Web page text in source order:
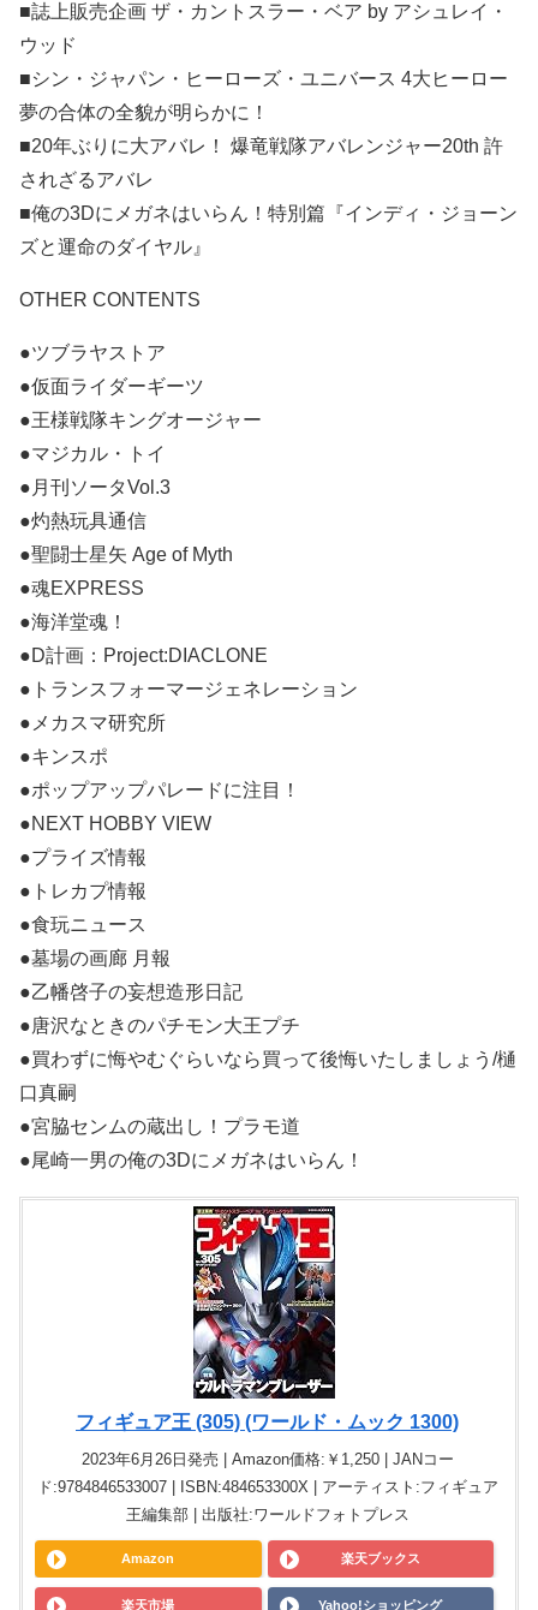
■誌上販売企画 ザ・カントスラー・ベア by アシュレイ・
ウッド
■シン・ジャパン・ヒーローズ・ユニバース 4大ヒーロー
夢の合体の全貌が明らかに！
■20年ぶりに大アバレ！ 爆竜戦隊アバレンジャー20th 許
されざるアバレ
■俺の3Dにメガネはいらん！特別篇『インディ・ジョーン
ズと運命のダイヤル』
OTHER CONTENTS
●ツブラヤストア
●仮面ライダーギーツ
●王様戦隊キングオージャー
●マジカル・トイ
●月刊ソータVol.3
●灼熱玩具通信
●聖闘士星矢 Age of Myth
●魂EXPRESS
●海洋堂魂！
●D計画：Project:DIACLONE
●トランスフォーマージェネレーション
●メカスマ研究所
●キンスポ
●ポップアップパレードに注目！
●NEXT HOBBY VIEW
●プライズ情報
●トレカプ情報
●食玩ニュース
●墓場の画廊 月報
●乙幡啓子の妄想造形日記
●唐沢なときのパチモン大王プチ
●買わずに悔やむぐらいなら買って後悔いたしましょう/樋
口真嗣
●宮脇センムの蔵出し！プラモ道
●尾崎一男の俺の3Dにメガネはいらん！
フィギュア王 (305) (ワールド・ムック 1300)
2023年6月26日発売 | Amazon価格:￥1,250 | JANコー
ド:9784846533007 | ISBN:484653300X | アーティスト:フィギュア
王編集部 | 出版社:ワールドフォトプレス
Amazon 楽天ブックス
楽天市場 Yahoo!ショッピング